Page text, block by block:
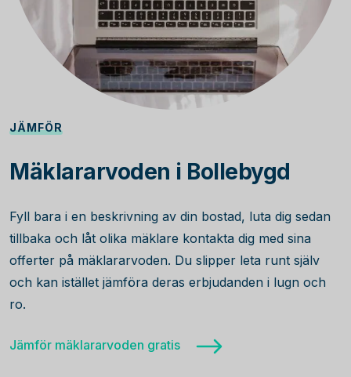
JÄMFÖR
Mäklararvoden i Bollebygd
Fyll bara i en beskrivning av din bostad, luta dig sedan
tillbaka och låt olika mäklare kontakta dig med sina
offerter på mäklararvoden. Du slipper leta runt själv
och kan istället jämföra deras erbjudanden i lugn och
ro.
Jämför mäklararvoden gratis